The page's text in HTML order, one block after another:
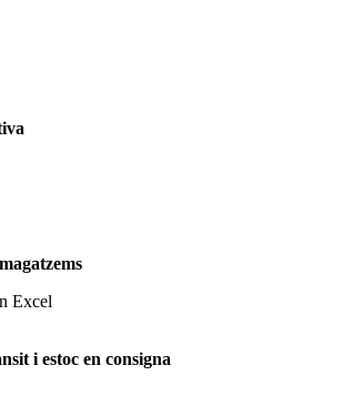
Excel
i estoc en consigna